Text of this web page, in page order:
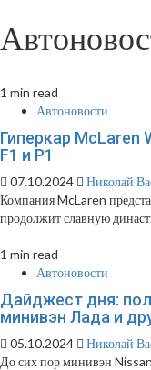
1 min read
Автоновости
Гиперкар McLaren
F1 и P1
07.10.2024
Николай
Компания McLaren
продолжит славную
1 min read
Автоновости
Дайджест дня:
минивэн Лада и
05.10.2024
Николай
До сих пор минивэн